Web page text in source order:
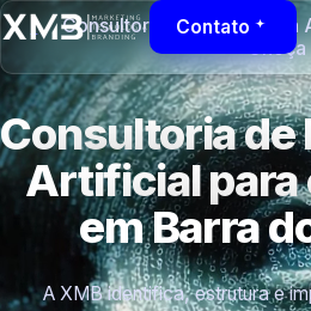
Contato
Consultoria de Inteligência
Choça
Consultoria de
Artificial para
em Barra
A XMB identifica, estrutura e